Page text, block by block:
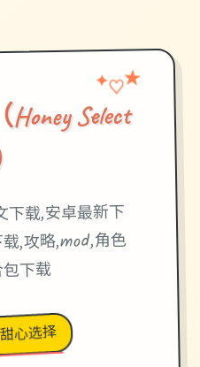
Select
✦♡★
下载,安卓最新下
,攻略,mod,角色
下载
甜心选择